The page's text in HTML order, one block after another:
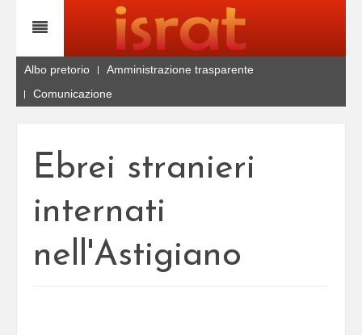
Albo pretorio
Amministrazione trasparente
Comunicazione
Ebrei stranieri
internati
nell'Astigiano